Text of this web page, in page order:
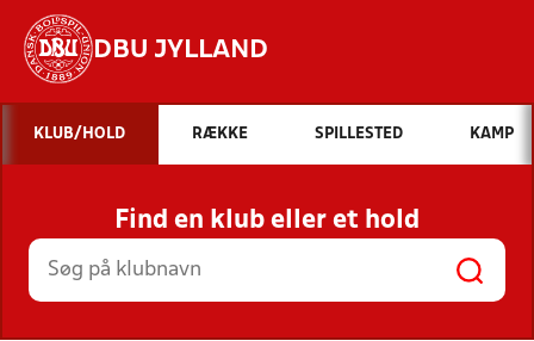
DBU JYLLAND
Hvad vil du søge efter?
INDHOLD OG NYHEDER
STILLINGER, RESULTATER, KLUBBER OG
HOLD
KLUB/HOLD RÆKKE SPILLESTED KAMP
Find en klub eller et hold